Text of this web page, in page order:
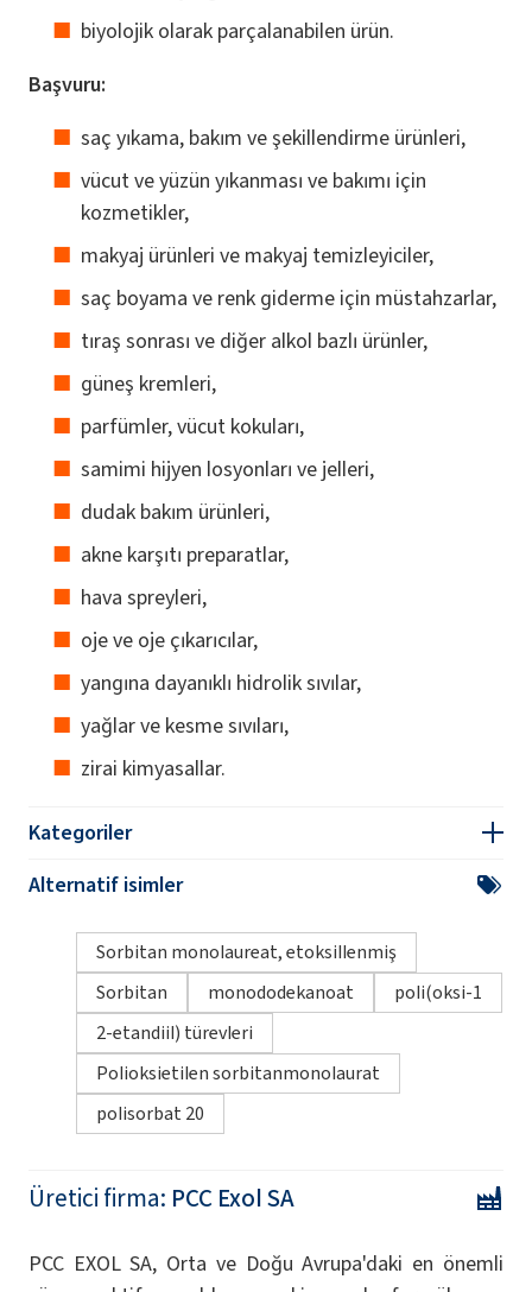
biyolojik olarak parçalanabilen ürün.
Başvuru:
saç yıkama, bakım ve şekillendirme ürünleri,
vücut ve yüzün yıkanması ve bakımı için
kozmetikler,
makyaj ürünleri ve makyaj temizleyiciler,
saç boyama ve renk giderme için müstahzarlar,
tıraş sonrası ve diğer alkol bazlı ürünler,
güneş kremleri,
parfümler, vücut kokuları,
samimi hijyen losyonları ve jelleri,
dudak bakım ürünleri,
akne karşıtı preparatlar,
hava spreyleri,
oje ve oje çıkarıcılar,
yangına dayanıklı hidrolik sıvılar,
yağlar ve kesme sıvıları,
zirai kimyasallar.
Kategoriler
Alternatif isimler
Sorbitan monolaureat, etoksillenmiş
Sorbitan
monododekanoat
poli(oksi-1
2-etandiil) türevleri
Polioksietilen sorbitanmonolaurat
polisorbat 20
Üretici firma: PCC Exol SA
PCC EXOL SA, Orta ve Doğu Avrupa'daki en önemli